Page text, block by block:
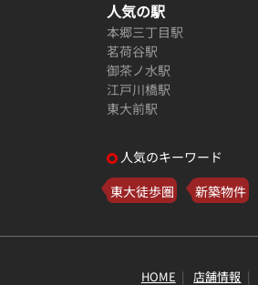
人気の駅
本郷三丁目駅
茗荷谷駅
御茶ノ水駅
江戸川橋駅
東大前駅
人気のキーワード
東大徒歩圏
新築物件
HOME 店舗情報